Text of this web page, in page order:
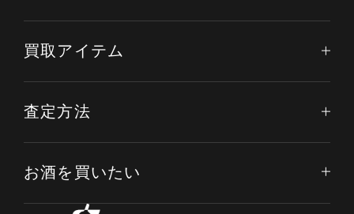
買取アイテム
査定方法
お酒を買いたい